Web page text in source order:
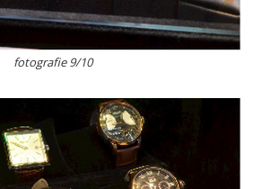
fotografie 9/10